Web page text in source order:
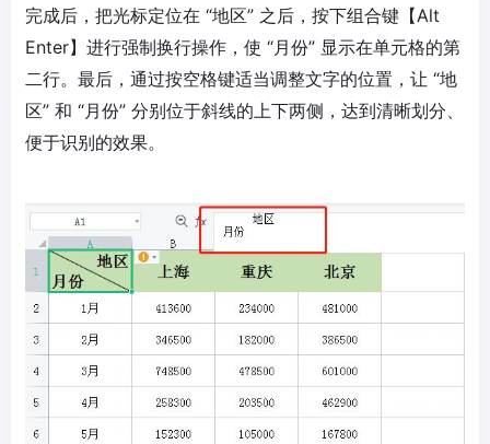
完成后，把光标定位在 “地区” 之后，按下组合键【Alt
Enter】进行强制换行操作，使 “月份” 显示在单元格的第
二行。最后，通过按空格键适当调整文字的位置，让 “地
区” 和 “月份” 分别位于斜线的上下两侧，达到清晰划分、
便于识别的效果。